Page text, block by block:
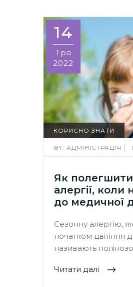
14
Тра
2022
КОРИСНО ЗНАТИ
BY: АДМІНІСТРАЦІЯ |
Як полегшити
алергії, коли
до медичної
Сезонну алергію,
початком цвітіння
називають
Читати далі